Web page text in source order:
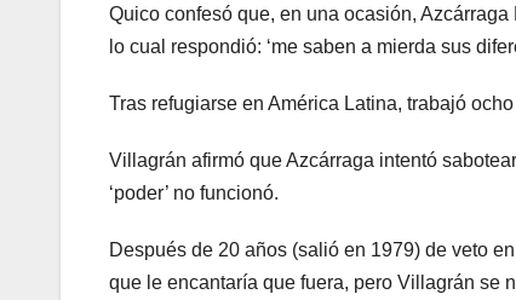
Quico confesó que, en una ocasión,
lo cual respondió: ‘me saben a mierda sus
Tras refugiarse en América Latina, trabajó
Villagrán afirmó que Azcárraga intentó
‘poder’ no funcionó.
Después de 20 años (salió en 1979) de veto
que le encantaría que fuera, pero Villagrán se